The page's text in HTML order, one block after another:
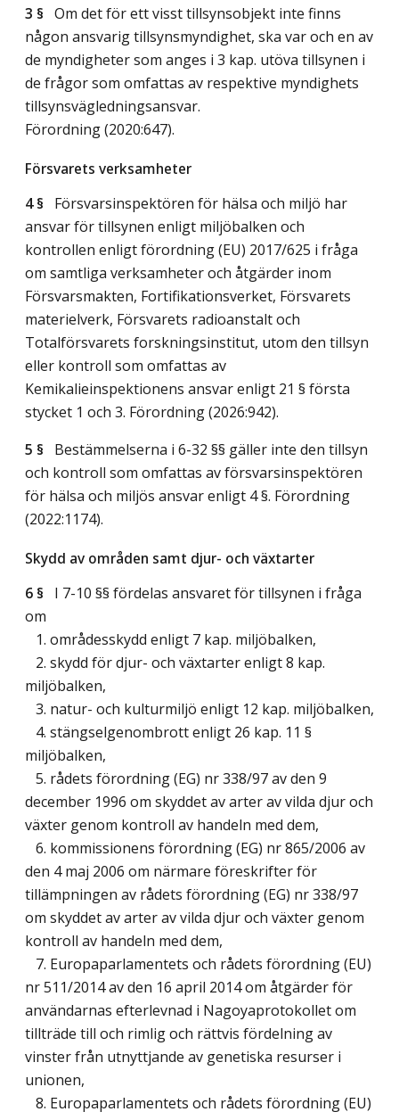
3 § Om det för ett visst tillsynsobjekt inte finns
någon ansvarig tillsynsmyndighet, ska var och en av
de myndigheter som anges i 3 kap. utöva tillsynen i
de frågor som omfattas av respektive myndighets
tillsynsvägledningsansvar.
Förordning (2020:647).
Försvarets verksamheter
4 § Försvarsinspektören för hälsa och miljö har
ansvar för tillsynen enligt miljöbalken och
kontrollen enligt förordning (EU) 2017/625 i fråga
om samtliga verksamheter och åtgärder inom
Försvarsmakten, Fortifikationsverket, Försvarets
materielverk, Försvarets radioanstalt och
Totalförsvarets forskningsinstitut, utom den tillsyn
eller kontroll som omfattas av
Kemikalieinspektionens ansvar enligt 21 § första
stycket 1 och 3. Förordning (2026:942).
5 § Bestämmelserna i 6-32 §§ gäller inte den tillsyn
och kontroll som omfattas av försvarsinspektören
för hälsa och miljös ansvar enligt 4 §. Förordning
(2022:1174).
Skydd av områden samt djur- och växtarter
6 § I 7-10 §§ fördelas ansvaret för tillsynen i fråga
om
1. områdesskydd enligt 7 kap. miljöbalken,
2. skydd för djur- och växtarter enligt 8 kap.
miljöbalken,
3. natur- och kulturmiljö enligt 12 kap. miljöbalken,
4. stängselgenombrott enligt 26 kap. 11 §
miljöbalken,
5. rådets förordning (EG) nr 338/97 av den 9
december 1996 om skyddet av arter av vilda djur och
växter genom kontroll av handeln med dem,
6. kommissionens förordning (EG) nr 865/2006 av
den 4 maj 2006 om närmare föreskrifter för
tillämpningen av rådets förordning (EG) nr 338/97
om skyddet av arter av vilda djur och växter genom
kontroll av handeln med dem,
7. Europaparlamentets och rådets förordning (EU)
nr 511/2014 av den 16 april 2014 om åtgärder för
användarnas efterlevnad i Nagoyaprotokollet om
tillträde till och rimlig och rättvis fördelning av
vinster från utnyttjande av genetiska resurser i
unionen,
8. Europaparlamentets och rådets förordning (EU)